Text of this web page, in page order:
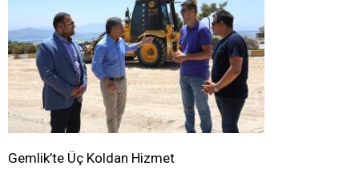
Gemlik’te Üç Koldan Hizmet